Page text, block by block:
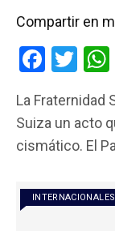
Compartir en
F
ce
b
o
k
T
tt
er
La Fraternidad
Suiza un acto
cismático. El
INTERNACIONALES